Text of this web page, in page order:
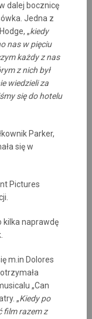
dalej bocznicę
Jedna z
„kiedy
nas w pięciu
każdy z nas
z nich był
wiedzieli za
się do hotelu
Parker,
się w
Pictures
kilka naprawdę
m.in Dolores
„Can
„Kiedy po
film razem z